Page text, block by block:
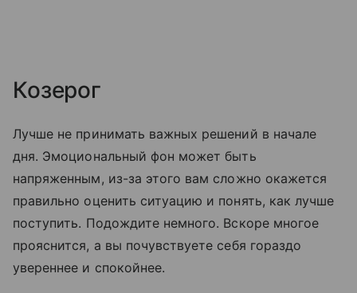
Козерог
Лучше не принимать важных решений в начале
дня. Эмоциональный фон может быть
напряженным, из-за этого вам сложно окажется
правильно оценить ситуацию и понять, как лучше
поступить. Подождите немного. Вскоре многое
прояснится, а вы почувствуете себя гораздо
увереннее и спокойнее.